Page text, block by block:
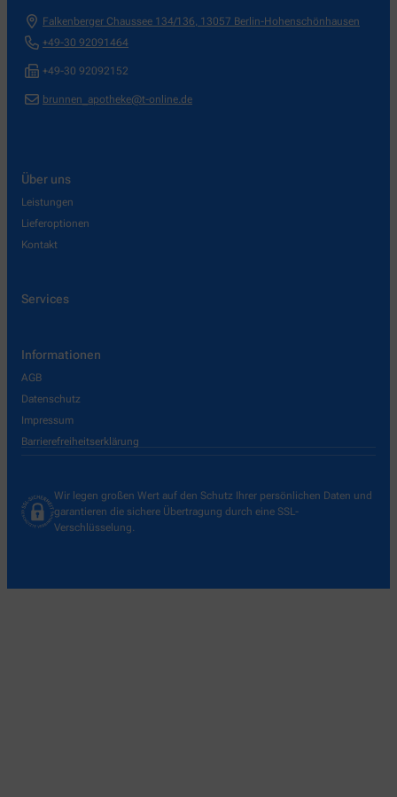
Falkenberger Chaussee 134/136, 13057 Berlin-Hohenschönhausen
+49-30 92091464
+49-30 92092152
brunnen_apotheke@t-online.de
Über uns
Leistungen
Lieferoptionen
Kontakt
Services
Informationen
AGB
Datenschutz
Impressum
Barrierefreiheitserklärung
Wir legen großen Wert auf den Schutz Ihrer persönlichen Daten und
garantieren die sichere Übertragung durch eine SSL-
Verschlüsselung.